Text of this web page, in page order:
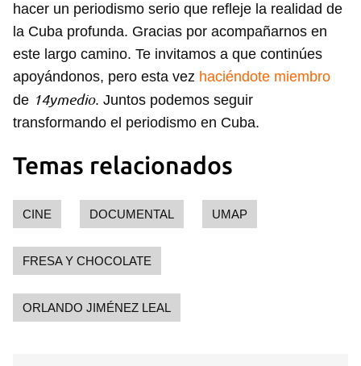
hacer un periodismo serio que refleje la realidad de
la Cuba profunda. Gracias por acompañarnos en
este largo camino. Te invitamos a que continúes
apoyándonos, pero esta vez haciéndote miembro
de 14ymedio. Juntos podemos seguir
transformando el periodismo en Cuba.
Temas relacionados
CINE DOCUMENTAL UMAP
FRESA Y CHOCOLATE
ORLANDO JIMÉNEZ LEAL